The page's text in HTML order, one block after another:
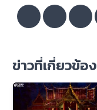
ข่าวที่เกี่ยวข้อง